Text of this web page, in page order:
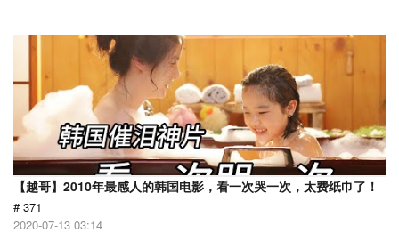
【越哥】2010年最感人的韩国电影，看一次哭一次，太费纸巾了！
# 371
2020-07-13 03:14